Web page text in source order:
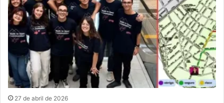
27 de abril de 2026